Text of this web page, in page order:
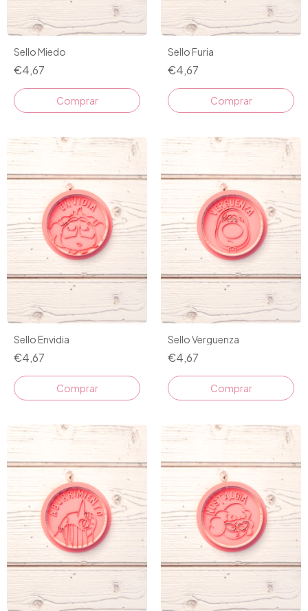
Sello Miedo
€4,67
Comprar
Sello Furia
€4,67
Comprar
Sello Envidia
€4,67
Comprar
Sello Verguenza
€4,67
Comprar